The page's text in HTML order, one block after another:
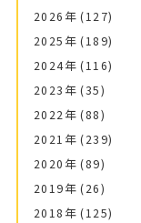
2026年 (127)
2025年 (189)
2024年 (116)
2023年 (35)
2022年 (88)
2021年 (239)
2020年 (89)
2019年 (26)
2018年 (125)